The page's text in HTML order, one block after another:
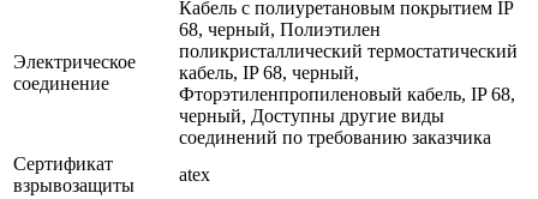
Электрическое
соединение
Кабель с полиуретановым покрытием IP
68, черный, Полиэтилен
поликристаллический термостатический
кабель, IP 68, черный,
Фторэтиленпропиленовый кабель, IP 68,
черный, Доступны другие виды
соединений по требованию заказчика
Сертификат
взрывозащиты
atex